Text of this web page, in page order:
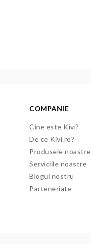
COMPANIE
Cine este Kivi?
De ce Kivi.ro?
Produsele noastre
Serviciile noastre
Blogul nostru
Parteneriate